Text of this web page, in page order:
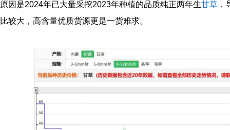
原因是2024年已大量采挖2023年种植的品质纯正两年生甘草
比较大，高含量优质货源更是一货难求。